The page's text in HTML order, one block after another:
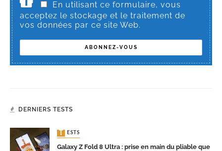
En utilisant ce formulaire, vous
acceptez le stockage et le traitement de
vos données par ce site Web.
DERNIERS TESTS
TESTS
Galaxy Z Fold 8 Ultra : prise en main du pliable que